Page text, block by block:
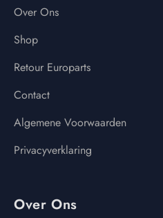
Over Ons
Shop
Retour Europarts
Contact
Algemene Voorwaarden
Privacyverklaring
Over Ons